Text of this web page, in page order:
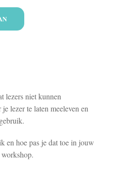
lezers niet kunnen
lezer te laten meeleven en
en hoe pas je dat toe in jouw